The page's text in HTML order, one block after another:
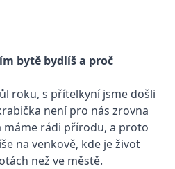
bytě bydlíš a proč
roku, s přítelkyní jsme došli
není pro nás zrovna
máme rádi přírodu, a proto
na venkově, kde je život
než ve městě.